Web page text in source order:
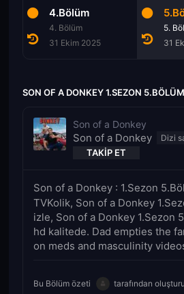
4.Bölüm
4. Bölüm
31 Ekim 2025
5.
31
SON OF A DONKEY 1.SEZON
Son of a Donkey
Son of a Donkey
TAKIP ET
Son of a Donkey : 1.Sezon
TVKolik, Son of a Donkey
izle, Son of a Donkey 1.Sezon
hd kalitede. Dad empties the
on meds and masculinity
Bu Bölüm özeti tarafından